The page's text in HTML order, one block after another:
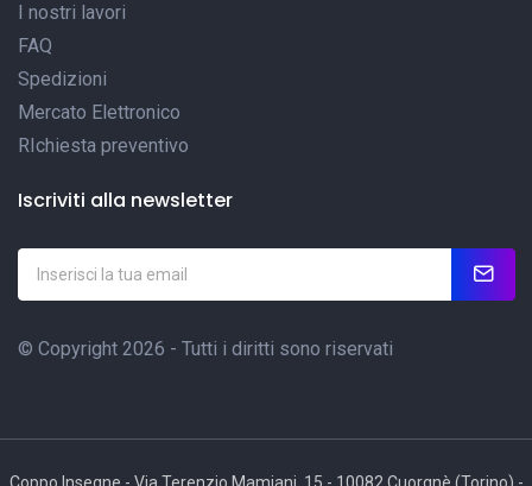
I nostri lavori
FAQ
Spedizioni
Mercato Elettronico
RIchiesta preventivo
Iscriviti alla newsletter
© Copyright 2026 - Tutti i diritti sono riservati